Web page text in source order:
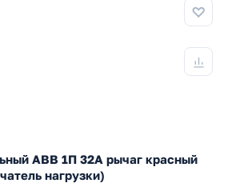
ABB 1П 32А рычаг красный
нагрузки)